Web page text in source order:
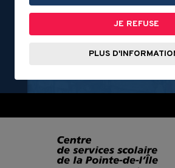
Le contenu
JE REFUSE
PLUS